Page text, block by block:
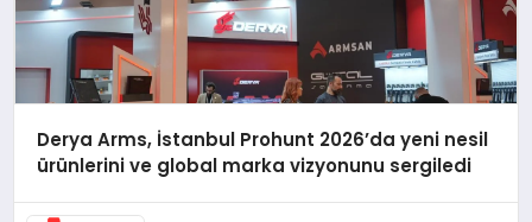
Derya Arms, İstanbul Prohunt 2026’da yeni nesil
ürünlerini ve global marka vizyonunu sergiledi